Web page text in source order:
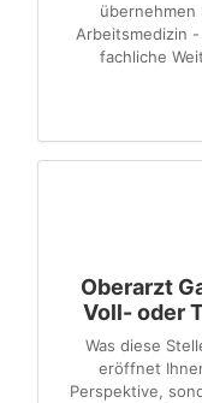
übernehmen
Arbeitsmedizin
fachliche
Oberarzt
Voll- oder
Was diese
eröffnet
Perspektive,